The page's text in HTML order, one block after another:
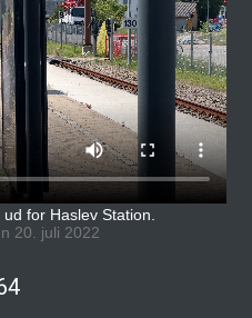
for Haslev Station.
20. juli 2022